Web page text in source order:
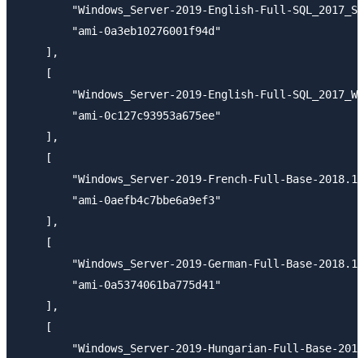
"Windows_Server-2019-English-Full-
        "ami-0a3eb10276001f94d"
    ],
    [
"Windows_Server-2019-English-Full-
        "ami-0c127c93953a675ee"
    ],
    [
"Windows_Server-2019-French-Full-Base-
        "ami-0aefb4c7bbe6a9ef3"
    ],
    [
"Windows_Server-2019-German-Full-Base-
        "ami-0a5374061ba775d41"
    ],
    [
"Windows_Server-2019-Hungarian-Full-Base-